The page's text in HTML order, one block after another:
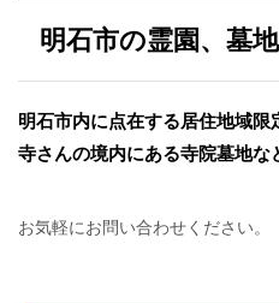
明石市の霊園、墓
明石市内に点在する居住地域
寺さんの境内にある寺院墓地な
お気軽にお問い合わせください。